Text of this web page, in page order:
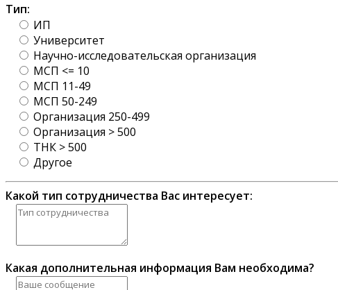
Тип:
ИП
Университет
Научно-исследовательская организация
МСП <= 10
МСП 11-49
МСП 50-249
Организация 250-499
Организация > 500
ТНК > 500
Другое
Какой тип сотрудничества Вас интересует:
Какая дополнительная информация Вам необходима?